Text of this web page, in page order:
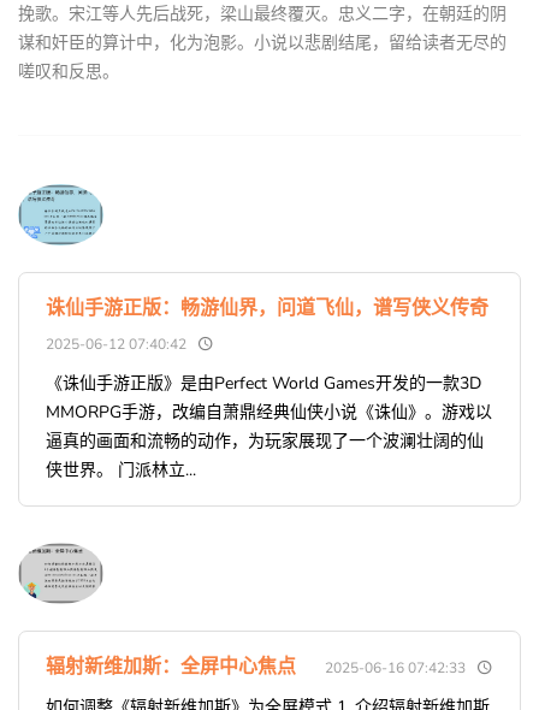
挽歌。宋江等人先后战死，梁山最终覆灭。忠义二字，在朝廷的阴
谋和奸臣的算计中，化为泡影。小说以悲剧结尾，留给读者无尽的
嗟叹和反思。
诛仙手游正版：畅游仙界，问道飞仙，谱写侠义传奇
2025-06-12 07:40:42
《诛仙手游正版》是由Perfect World Games开发的一款3D
MMORPG手游，改编自萧鼎经典仙侠小说《诛仙》。游戏以
逼真的画面和流畅的动作，为玩家展现了一个波澜壮阔的仙
侠世界。 门派林立...
辐射新维加斯：全屏中心焦点 2025-06-16 07:42:33